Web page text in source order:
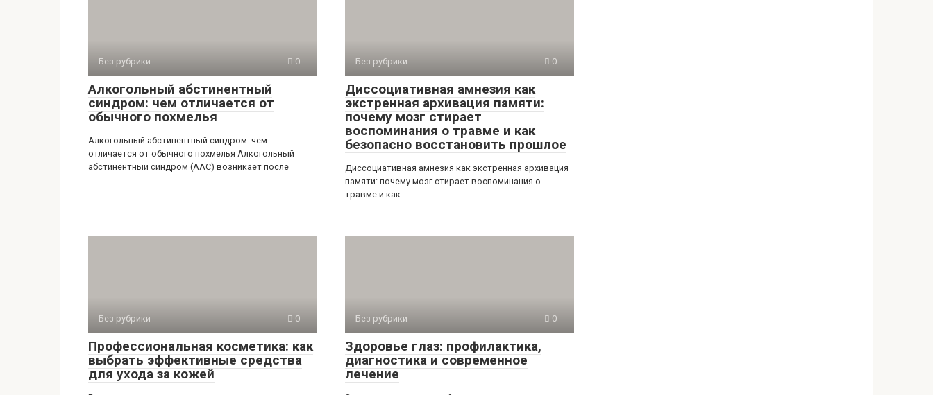
Без рубрики 0
Алкогольный абстинентный
синдром: чем отличается от
обычного похмелья
Алкогольный абстинентный синдром: чем
отличается от обычного похмелья Алкогольный
абстинентный синдром (ААС) возникает после
Без рубрики 0
Диссоциативная амнезия как
экстренная архивация памяти:
почему мозг стирает
воспоминания о травме и как
безопасно восстановить прошлое
Диссоциативная амнезия как экстренная архивация
памяти: почему мозг стирает воспоминания о
травме и как
Без рубрики 0
Профессиональная косметика: как
выбрать эффективные средства
для ухода за кожей
Без рубрики 0
Здоровье глаз: профилактика,
диагностика и современное
лечение